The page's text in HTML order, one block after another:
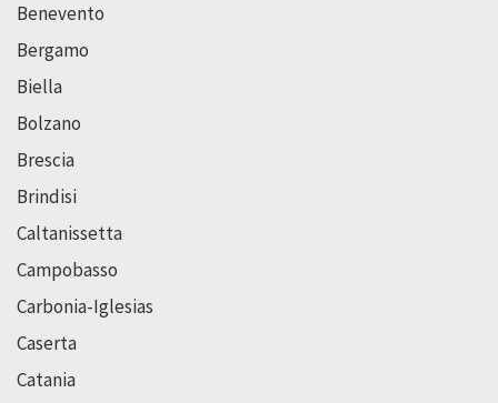
Benevento
Bergamo
Biella
Bolzano
Brescia
Brindisi
Caltanissetta
Campobasso
Carbonia-Iglesias
Caserta
Catania